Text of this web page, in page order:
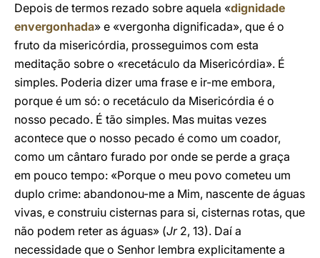
Depois de termos rezado sobre aquela «dignidade
envergonhada» e «vergonha dignificada», que é o
fruto da misericórdia, prosseguimos com esta
meditação sobre o «recetáculo da Misericórdia». É
simples. Poderia dizer uma frase e ir-me embora,
porque é um só: o recetáculo da Misericórdia é o
nosso pecado. É tão simples. Mas muitas vezes
acontece que o nosso pecado é como um coador,
como um cântaro furado por onde se perde a graça
em pouco tempo: «Porque o meu povo cometeu um
duplo crime: abandonou-me a Mim, nascente de águas
vivas, e construiu cisternas para si, cisternas rotas, que
não podem reter as águas» (Jr2, 13). Daí a
necessidade que o Senhor lembra explicitamente a